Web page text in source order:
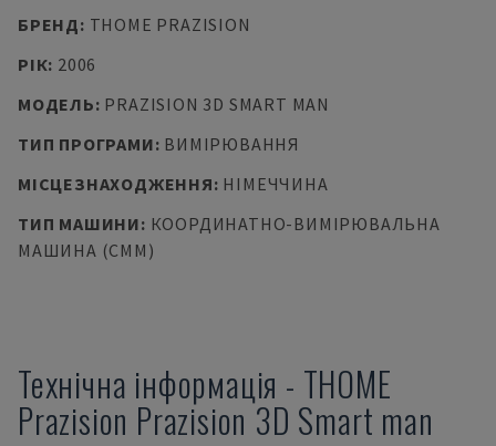
БРЕНД: THOME PRAZISION
РІК: 2006
МОДЕЛЬ: PRAZISION 3D SMART MAN
ТИП ПРОГРАМИ: ВИМІРЮВАННЯ
МІСЦЕЗНАХОДЖЕННЯ: НІМЕЧЧИНА
ТИП МАШИНИ: КООРДИНАТНО-ВИМІРЮВАЛЬНА
МАШИНА (CMM)
Технічна інформація - THOME
Prazision Prazision 3D Smart man